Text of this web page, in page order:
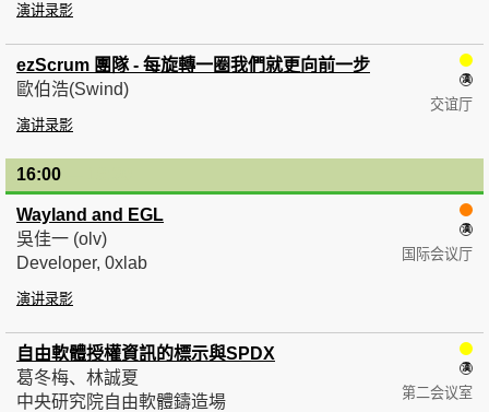
演讲录影
ezScrum 團隊 - 每旋轉一圈我們就更向前一步
交谊厅
歐伯浩(Swind)
演讲录影
16:00
Wayland and EGL
国际会议厅
吳佳一 (olv)
Developer, 0xlab
演讲录影
自由軟體授權資訊的標示與SPDX
第二会议室
葛冬梅、林誠夏
中央研究院自由軟體鑄造場